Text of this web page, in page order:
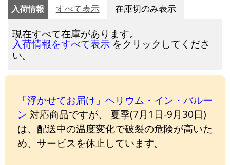
入荷情報 すべて表示 在庫切のみ表示
現在すべて在庫があります。
入荷情報をすべて表示 をクリックしてくださ
い。
「浮かせてお届け」ヘリウム・イン・バルー
ン 対応商品ですが、 夏季(7月1日-9月30日)
は、配送中の温度変化で破裂の危険が高いた
め、サービスを休止しています。